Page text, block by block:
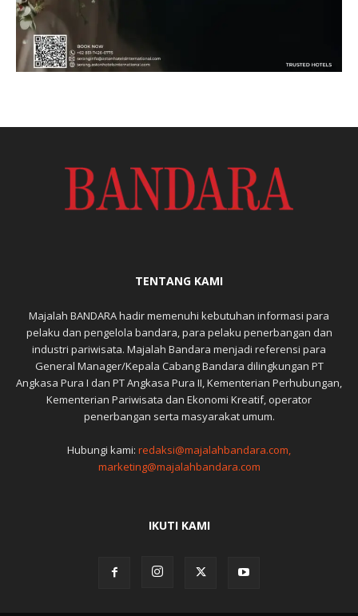
TENTANG KAMI
Majalah BANDARA hadir memenuhi kebutuhan informasi para
pelaku dan pengelola bandara, para pelaku penerbangan dan
industri pariwisata. Majalah Bandara menjadi referensi para
General Manager/Kepala Cabang Bandara dilingkungan PT
Angkasa Pura I dan PT Angkasa Pura II, Kementerian Perhubungan,
Kementerian Pariwisata dan Ekonomi Kreatif, operator
penerbangan serta masyarakat umum.
Hubungi kami: redaksi@majalahbandara.com,
marketing@majalahbandara.com
IKUTI KAMI